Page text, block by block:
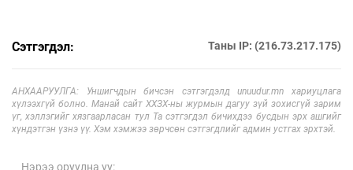
Сэтгэгдэл: Таны IP: (216.73.217.175)
АНХААРУУЛГА: Уншигчдын бичсэн сэтгэгдэлд unuudur.mn хариуцлага
хүлээхгүй болно. Манай сайт ХХЗХ-ны журмын дагуу зүй зохисгүй зарим
үг, хэллэгийг хязгаарласан тул Та сэтгэгдэл бичихдээ бусдын эрх ашгийг
хүндэтгэн үзнэ үү. Хэм хэмжээ зөрчсөн сэтгэгдлийг админ устгах эрхтэй.